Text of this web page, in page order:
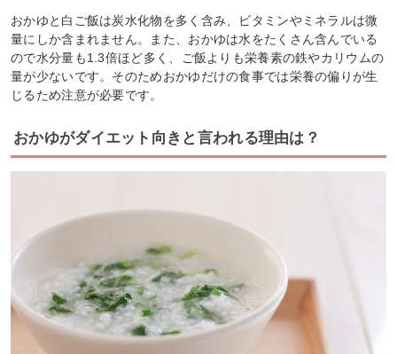
おかゆと白ご飯は炭水化物を多く含み、ビタミンやミネラルは微
量にしか含まれません。また、おかゆは水をたくさん含んでいる
ので水分量も1.3倍ほど多く、ご飯よりも栄養素の鉄やカリウムの
量が少ないです。そのためおかゆだけの食事では栄養の偏りが生
じるため注意が必要です。
おかゆがダイエット向きと言われる理由は？